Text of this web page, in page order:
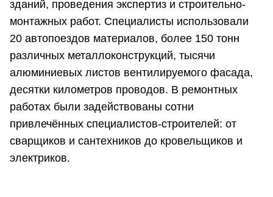
зданий, проведения экспертиз и строительно-
монтажных работ. Специалисты использовали
20 автопоездов материалов, более 150 тонн
различных металлоконструкций, тысячи
алюминиевых листов вентилируемого фасада,
десятки километров проводов. В ремонтных
работах были задействованы сотни
привлечённых специалистов-строителей: от
сварщиков и сантехников до кровельщиков и
электриков.